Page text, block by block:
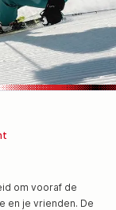
om vooraf de
en je vrienden. De